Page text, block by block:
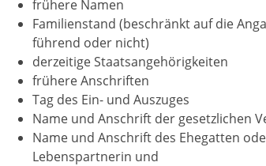
frühere Namen
Familienstand (beschränkt auf die
führend oder nicht)
derzeitige Staatsangehörigkeiten
frühere Anschriften
Tag des Ein- und Auszuges
Name und Anschrift der gesetzlichen
Name und Anschrift des Ehegatten
Lebenspartnerin und